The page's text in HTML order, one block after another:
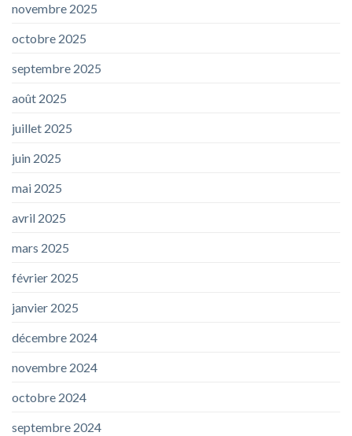
novembre 2025
octobre 2025
septembre 2025
août 2025
juillet 2025
juin 2025
mai 2025
avril 2025
mars 2025
février 2025
janvier 2025
décembre 2024
novembre 2024
octobre 2024
septembre 2024